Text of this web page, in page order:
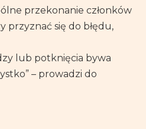
przekonanie członków
przyznać się do błędu,
lub potknięcia bywa
– prowadzi do